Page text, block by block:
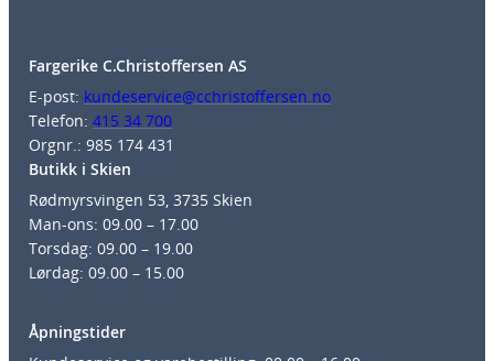
Fargerike C.Christoffersen AS
E-post: kundeservice@cchristoffersen.no
Telefon: 415 34 700
Orgnr.: 985 174 431
Butikk i Skien
Rødmyrsvingen 53, 3735 Skien
Man-ons: 09.00 – 17.00
Torsdag: 09.00 – 19.00
Lørdag: 09.00 – 15.00
Åpningstider